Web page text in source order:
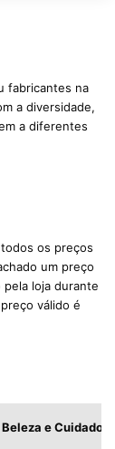
fabricantes na
a diversidade,
a diferentes
os preços
um preço
loja durante
válido é
Beleza e Cuidados